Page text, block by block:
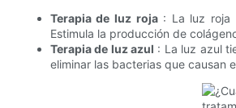
Terapia de luz roja: La luz roja
Estimula la producción de
Terapia de luz azul : La luz azul
eliminar las bacterias que causan